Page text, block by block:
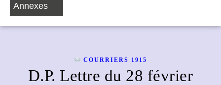
Annexes
COURRIERS 1915
D.P. Lettre du 28 février